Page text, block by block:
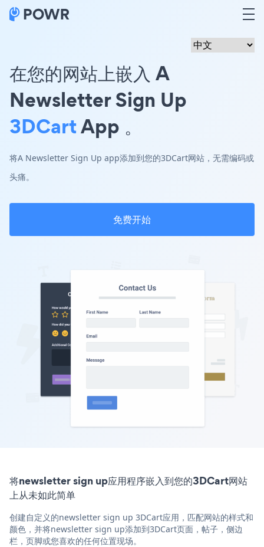
在您的网站上嵌入 A
Newsletter Sign Up
3DCartApp 。
将A Newsletter Sign Up app添加到您的3DCart网站，无需编码或
头痛。
免费开始
将newsletter sign up应用程序嵌入到您的3DCart网站
上从未如此简单
创建自定义的newsletter sign up 3DCart应用，匹配网站的样式和
颜色，并将newsletter sign up添加到3DCart页面，帖子，侧边
栏，页脚或您喜欢的任何位置现场。